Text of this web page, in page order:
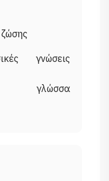
γνώσεις
γλώσσα